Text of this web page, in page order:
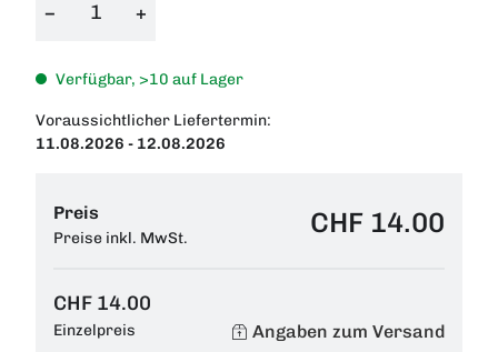
− +
Verfügbar, >10 auf Lager
Voraussichtlicher Liefertermin:
11.08.2026 - 12.08.2026
Preis
Preise inkl. MwSt. CHF 14.00
CHF 14.00
Einzelpreis
Angaben zum Versand